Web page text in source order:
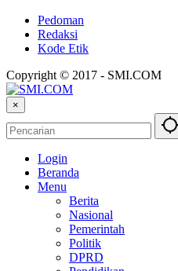
Pedoman
Redaksi
Kode Etik
Copyright © 2017 - SMI.COM
×
Login
Beranda
Menu
Berita
Nasional
Pemerintah
Politik
DPRD